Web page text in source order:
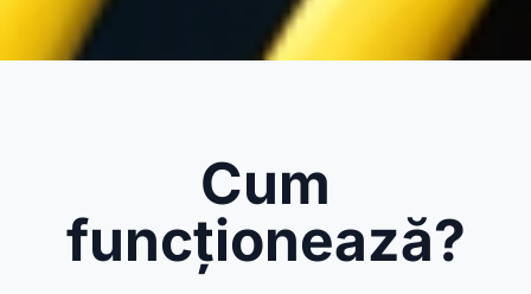
Cum
funcționează?